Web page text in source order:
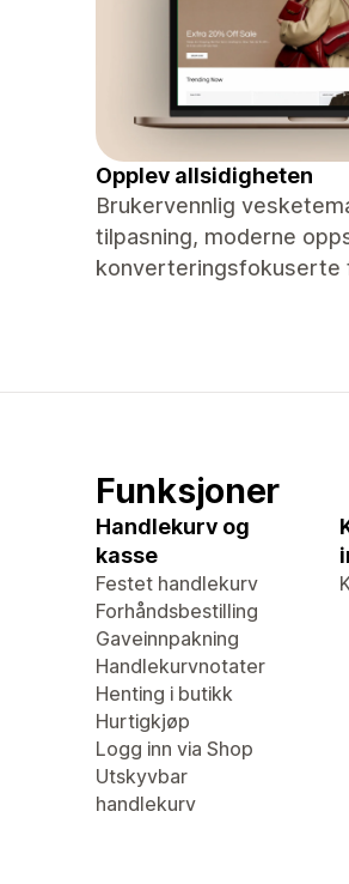
Opplev allsidigheten
Brukervennlig
tilpasning, moderne
konverteringsfokuserte
Funksjoner
Handlekurv og
kasse
Festet handlekurv
Forhåndsbestilling
Gaveinnpakning
Handlekurvnotater
Henting i butikk
Hurtigkjøp
Logg inn via Shop
Utskyvbar
handlekurv